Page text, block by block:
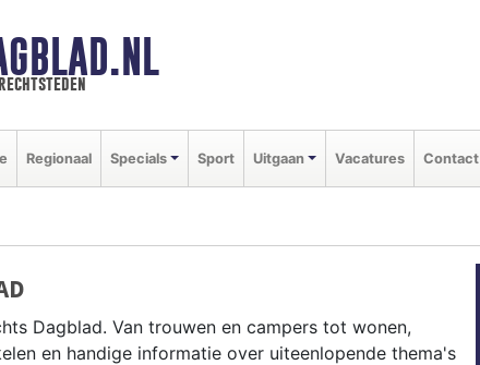
Regionaal Specials Sport Uitgaan Vacatures Contact
Dagblad. Van trouwen en campers tot wonen,
en handige informatie over uiteenlopende thema's